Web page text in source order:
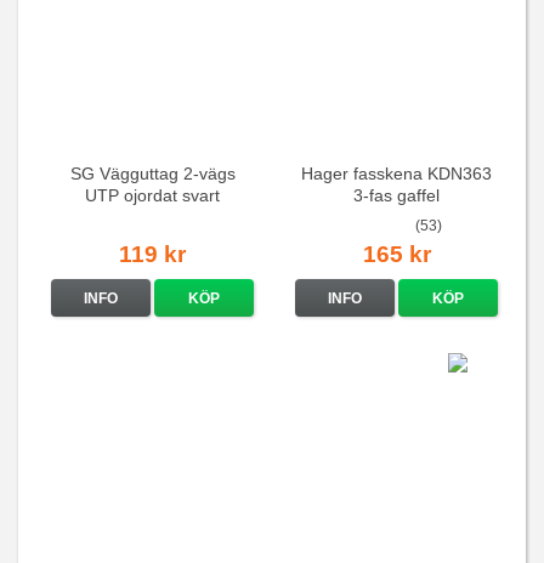
SG Vägguttag 2-vägs
UTP ojordat svart
119 kr
INFO KÖP
Hager fasskena KDN363
3-fas gaffel
(53)
165 kr
INFO KÖP